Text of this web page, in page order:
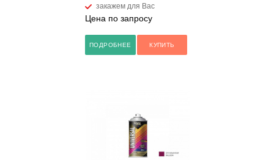
закажем для Вас
Цена по запросу
ПОДРОБНЕЕ КУПИТЬ